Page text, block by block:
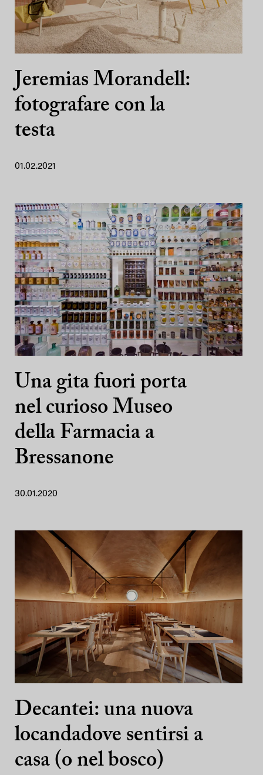
Jeremias Morandell:
fotografare con la
testa
01.02.2021
Una gita fuori porta
nel curioso Museo
della Farmacia a
Bressanone
30.01.2020
Decantei: una nuova
locandadove sentirsi a
casa (o nel bosco)